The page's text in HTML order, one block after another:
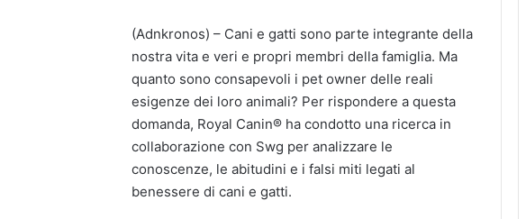
(Adnkronos) – Cani e gatti sono parte integrante della
nostra vita e veri e propri membri della famiglia. Ma
quanto sono consapevoli i pet owner delle reali
esigenze dei loro animali? Per rispondere a questa
domanda, Royal Canin® ha condotto una ricerca in
collaborazione con Swg per analizzare le
conoscenze, le abitudini e i falsi miti legati al
benessere di cani e gatti.